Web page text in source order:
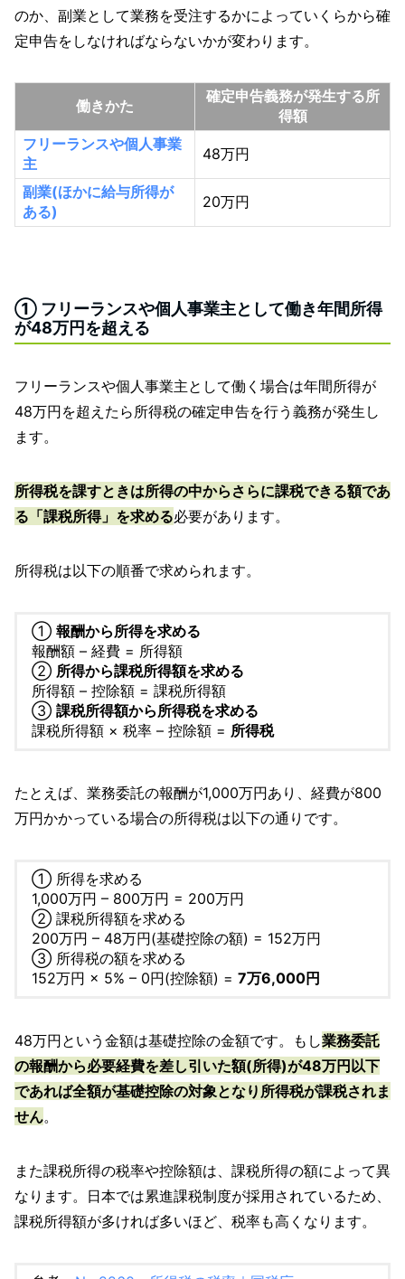
のか、副業として業務を受注するかによっていくらから確
定申告をしなければならないかが変わります。
働きかた
確定申告義務が発生する所
得額
フリーランスや個人事業
主
48万円
副業(ほかに給与所得が
ある)
20万円
① フリーランスや個人事業主として働き年間所得
が48万円を超える
フリーランスや個人事業主として働く場合は年間所得が
48万円を超えたら所得税の確定申告を行う義務が発生し
ます。
所得税を課すときは所得の中からさらに課税できる額であ
る「課税所得」を求める必要があります。
所得税は以下の順番で求められます。
① 報酬から所得を求める
報酬額 – 経費 = 所得額
② 所得から課税所得額を求める
所得額 – 控除額 = 課税所得額
③ 課税所得額から所得税を求める
課税所得額 × 税率 – 控除額 = 所得税
たとえば、業務委託の報酬が1,000万円あり、経費が800
万円かかっている場合の所得税は以下の通りです。
① 所得を求める
1,000万円 – 800万円 = 200万円
② 課税所得額を求める
200万円 – 48万円(基礎控除の額) = 152万円
③ 所得税の額を求める
152万円 × 5% – 0円(控除額) = 7万6,000円
48万円という金額は基礎控除の金額です。もし業務委託
の報酬から必要経費を差し引いた額(所得)が48万円以下
であれば全額が基礎控除の対象となり所得税が課税されま
せん。
また課税所得の税率や控除額は、課税所得の額によって異
なります。日本では累進課税制度が採用されているため、
課税所得額が多ければ多いほど、税率も高くなります。